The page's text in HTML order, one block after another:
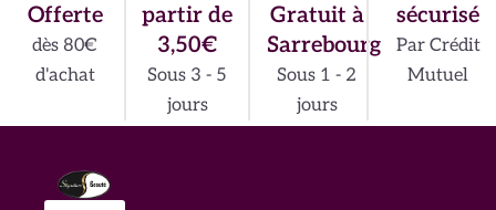
Offerte
dès 80€
d'achat
partir de
3,50€
Sous 3 - 5
jours
Gratuit à
Sarrebourg
Sous 1 - 2
jours
sécurisé
Par Crédit
Mutuel